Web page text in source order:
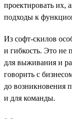
проектировать их,
подходы к
Из софт-скилов
и гибкость. Это не
для выживания и
говорить с
до возникновения
и для команды.